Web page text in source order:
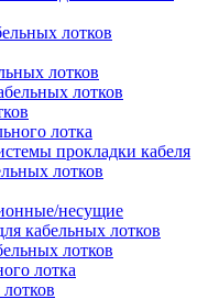
лотков
лотков
лотков
лотка
прокладки кабеля
лотков
несущие
кабельных лотков
лотков
лотка